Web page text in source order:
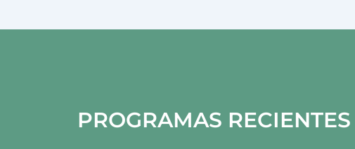
PROGRAMAS RECIENTES